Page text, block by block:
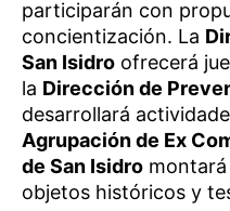
participarán con
concientización. La
San Isidro ofrecerá
la Dirección de
desarrollará
Agrupación de Ex
de San Isidro montará
objetos históricos y